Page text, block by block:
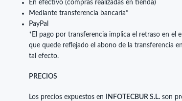
En efectivo (compras realizadas en tienda)
Mediante transferencia bancaría*
PayPal
*El pago por transferencia implica el retraso en el
que quede reflejado el abono de la transferencia
tal efecto.
PRECIOS
Los precios expuestos en INFOTECBUR S.L. son